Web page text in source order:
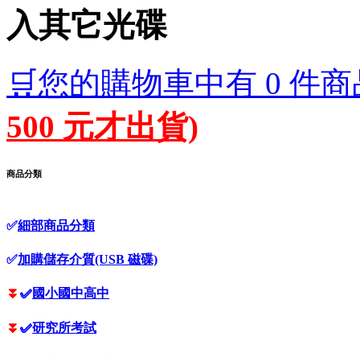
入其它光碟
🛒您的購物車中有 0 件
500 元才出貨)
商品分類
✅細部商品分類
✅加購儲存介質(USB 磁碟)
⏬ ✅國小國中高中
⏬ ✅研究所考試